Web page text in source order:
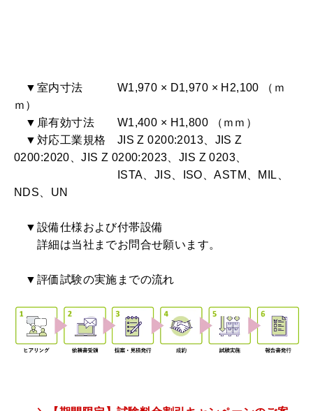
▼室内寸法 W1,970 × D1,970 × H2,100 （ｍ
ｍ）
▼扉有効寸法 W1,400 × H1,800 （ｍｍ）
▼対応工業規格 JIS Z 0200:2013、JIS Z
0200:2020、JIS Z 0200:2023、JIS Z 0203、
ISTA、JIS、ISO、ASTM、MIL、
NDS、UN
▼設備仕様および付帯設備
詳細は当社までお問合せ願います。
▼評価試験の実施までの流れ